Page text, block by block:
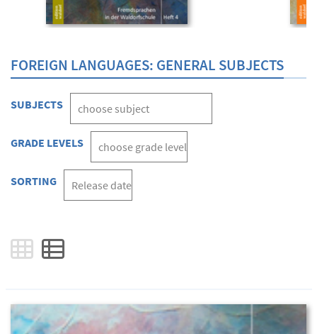
FOREIGN LANGUAGES: GENERAL SUBJECTS
SUBJECTS
GRADE LEVELS
SORTING